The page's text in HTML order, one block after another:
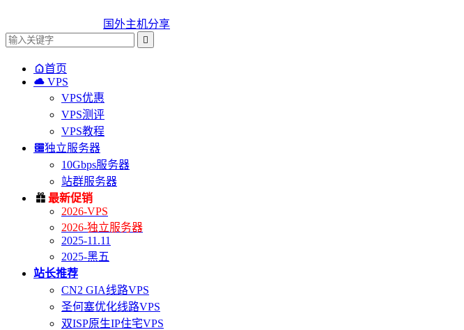
国外主机分享

首页
 VPS
VPS优惠
VPS测评
VPS教程
独立服务器
10Gbps服务器
站群服务器
 最新促销
2026-VPS
2026-独立服务器
2025-11.11
2025-黑五
站长推荐
CN2 GIA线路VPS
圣何塞优化线路VPS
双ISP原生IP住宅VPS